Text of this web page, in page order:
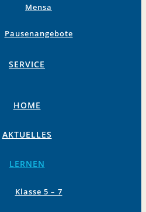
Mensa
Pausenangebote
SERVICE
HOME
AKTUELLES
LERNEN
Klasse 5 – 7